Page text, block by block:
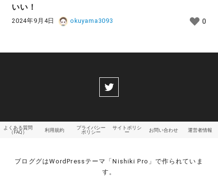
いい！
2024年9月4日 okuyama3093 0
よくある質問
（FAQ）
利用規約
プライバシー
ポリシー
サイトポリシ
ー
お問い合わせ 運営者情報
ブロググはWordPressテーマ「Nishiki Pro」で作られていま
す。